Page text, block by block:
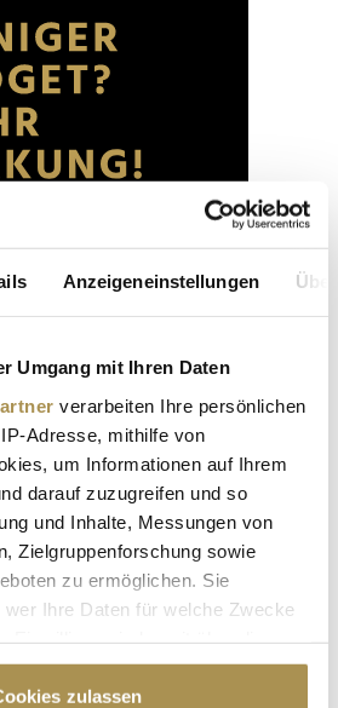
Anzeigeneinstellungen
Umgang mit Ihren Daten
verarbeiten Ihre persönlichen
Adresse, mithilfe von
um Informationen auf Ihrem
darauf zuzugreifen und so
und Inhalte, Messungen von
Zielgruppenforschung sowie
zu ermöglichen. Sie
Ihre Daten für welche Zwecke
durch Klicken auf das Privacy
oder widerrufen
zulassen